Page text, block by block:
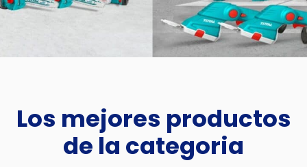
Los mejores productos
de la categoria